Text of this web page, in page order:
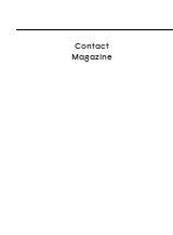
Contact
Magazine